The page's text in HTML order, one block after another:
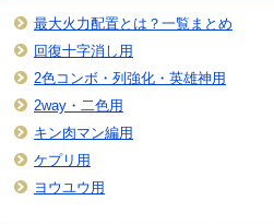
最大火力配置とは？一覧まとめ
回復十字消し用
2色コンボ・列強化・英雄神用
2way・二色用
キン肉マン編用
ケプリ用
ヨウユウ用